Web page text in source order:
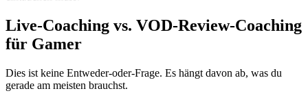
Live-Coaching vs. VOD-Review-Coaching
für Gamer
Dies ist keine Entweder-oder-Frage. Es hängt davon ab, was du
gerade am meisten brauchst.